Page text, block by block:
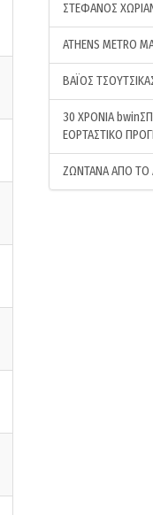
ΣΤΕΦΑΝΟΣ
ATHENS METRO
ΒΑΪΟΣ
30 ΧΡΟΝΙΑ
ΕΟΡΤΑΣΤΙΚΟ
ΖΩΝΤΑΝΑ ΑΠΟ ΤΟ